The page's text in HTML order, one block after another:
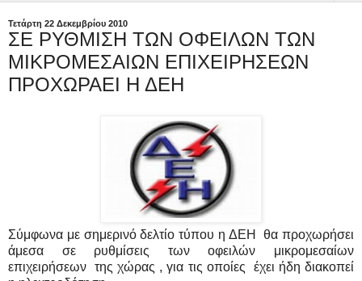
Τετάρτη 22 Δεκεμβρίου 2010
ΣΕ ΡΥΘΜΙΣΗ ΤΩΝ ΟΦΕΙΛΩΝ ΤΩΝ
ΜΙΚΡΟΜΕΣΑΙΩΝ ΕΠΙΧΕΙΡΗΣΕΩΝ
ΠΡΟΧΩΡΑΕΙ Η ΔΕΗ
Σύμφωνα με σημερινό δελτίο τύπου η ΔΕΗ θα προχωρήσει
άμεσα σε ρυθμίσεις των οφειλών μικρομεσαίων
επιχειρήσεων της χώρας , για τις οποίες έχει ήδη διακοπεί